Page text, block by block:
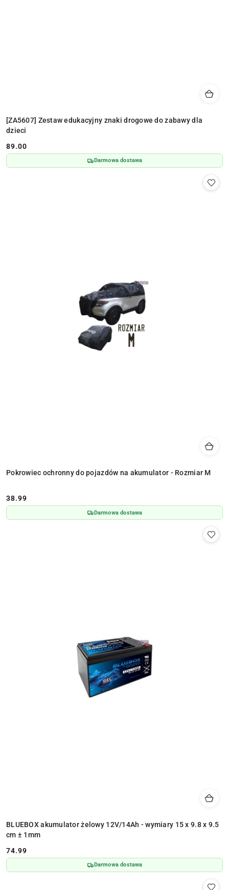
[ZA5607] Zestaw edukacyjny znaki drogowe do zabawy dla
dzieci
Cena:
89.00
Darmowa dostawa
Pokrowiec ochronny do pojazdów na akumulator - Rozmiar M
Cena:
38.99
Darmowa dostawa
BLUEBOX akumulator żelowy 12V/14Ah - wymiary 15 x 9.8 x 9.5
cm ± 1mm
Cena:
74.99
Darmowa dostawa